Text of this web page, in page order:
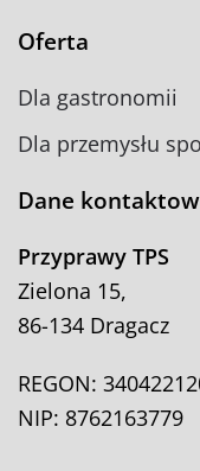
Oferta
Dla gastronomii
Dla przemysłu
Dane
Przyprawy TPS
Zielona 15,
86-134 Dragacz
REGON:
NIP: 8762163779